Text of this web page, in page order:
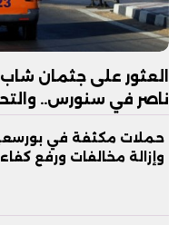
العثور على جثمان
ناصر في سنورس..
حملات مكثفة في
وإزالة مخالفات ورفع